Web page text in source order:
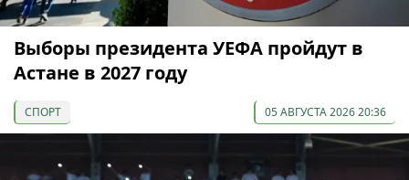
Выборы президента УЕФА пройдут в
Астане в 2027 году
СПОРТ 05 АВГУСТА 2026 20:36